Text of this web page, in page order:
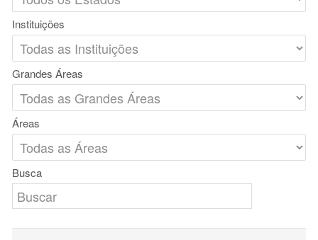
Instituições
Grandes Áreas
Áreas
Busca